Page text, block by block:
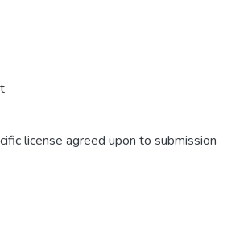
license agreed upon to submission